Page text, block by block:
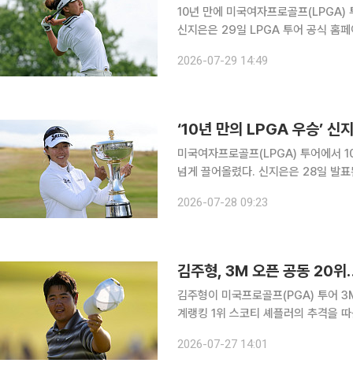
10년 만에 미국여자프로골프(LPGA)
신지은은 29일 LPGA 투어 공식 홈
26일 영국 스코틀랜드 노스에어셔 던
2026-07-29 14:49
‘10년 만의 LPGA 우승’
미국여자프로골프(LPGA) 투어에서
넘게 끌어올렸다. 신지은은 28일 발표된 여자골프 세계랭킹에서 평균 2.34점을 기록해 36위에 이
픈 우승의 영향이다. 신지은은 26일
2026-07-28 09:23
김주형, 3M 오픈 공동 20위
김주형이 미국프로골프(PGA) 투어
계랭킹 1위 스코티 셰플러의 추격을 따돌리고
2026-07-27 14:01